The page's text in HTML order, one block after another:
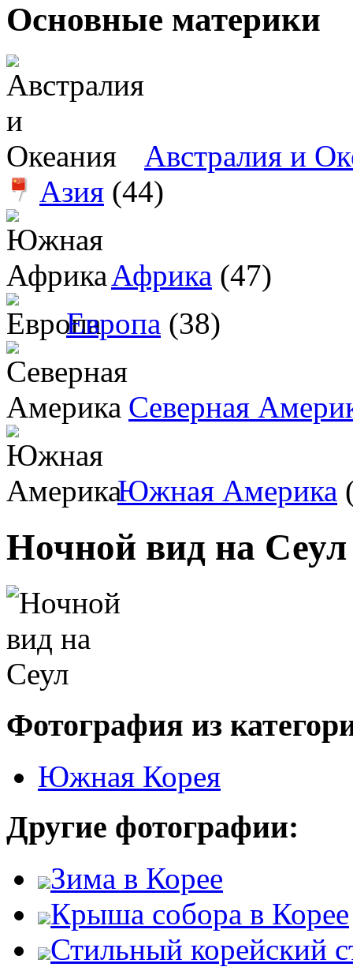
Основные материки
Австралия и
Азия (44)
Африка (47)
Европа (38)
Северная
Южная Америка
Ночной вид на Сеул
Фотография из
Южная Корея
Другие фотографии:
Зима в Корее
Крыша собора в Корее
Стильный корейский